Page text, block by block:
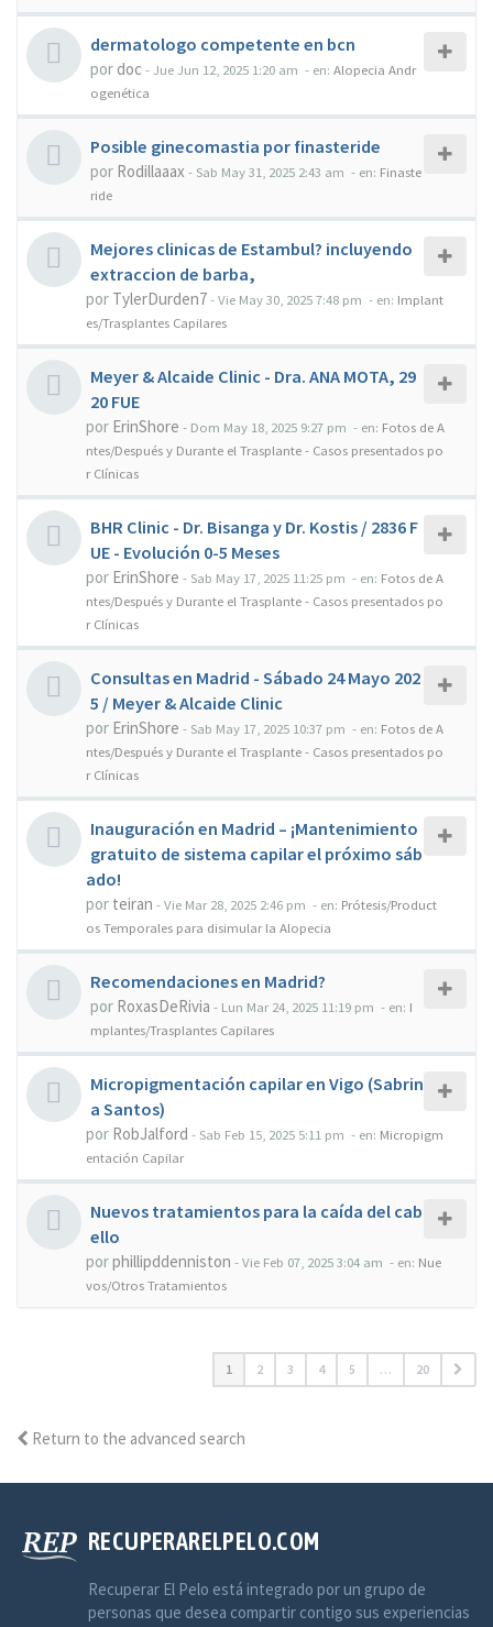
dermatologo competente en bcn
por doc-Jue Jun 12, 2025 1:20 am - en: Alopecia Andr
ogenética
Posible ginecomastia por finasteride
por Rodillaaax - Sab May 31, 2025 2:43 am - en: Finaste
ride
Mejores clinicas de Estambul? incluyendo
extraccion de barba,
por TylerDurden7-Vie May 30, 2025 7:48 pm - en: Implant
es/Trasplantes Capilares
Meyer & Alcaide Clinic - Dra. ANA MOTA, 29
20 FUE
por ErinShore - Dom May 18, 2025 9:27 pm - en: Fotos de A
ntes/Después y Durante el Trasplante - Casos presentados po
r Clínicas
BHR Clinic - Dr. Bisanga y Dr. Kostis / 2836 F
UE - Evolución 0-5 Meses
por ErinShore - Sab May 17, 2025 11:25 pm - en: Fotos de A
ntes/Después y Durante el Trasplante - Casos presentados po
r Clínicas
Consultas en Madrid - Sábado 24 Mayo 202
5 / Meyer & Alcaide Clinic
por ErinShore - Sab May 17, 2025 10:37 pm - en: Fotos de A
ntes/Después y Durante el Trasplante - Casos presentados po
r Clínicas
Inauguración en Madrid – ¡Mantenimiento
gratuito de sistema capilar el próximo sáb
ado!
por teiran -Vie Mar 28, 2025 2:46 pm - en: Prótesis/Product
os Temporales para disimular la Alopecia
Recomendaciones en Madrid?
por RoxasDeRivia - Lun Mar 24, 2025 11:19 pm - en: I
mplantes/Trasplantes Capilares
Micropigmentación capilar en Vigo (Sabrin
a Santos)
por RobJalford - Sab Feb 15, 2025 5:11 pm - en: Micropigm
entación Capilar
Nuevos tratamientos para la caída del cab
ello
porphillipddenniston -Vie Feb 07, 2025 3:04 am - en: Nue
vos/Otros Tratamientos
1 2 3 4 5 … 20
Return to the advanced search
RECUPERARELPELO.COM
Recuperar El Pelo está integrado por un grupo de
personas que desea compartir contigo sus experiencias